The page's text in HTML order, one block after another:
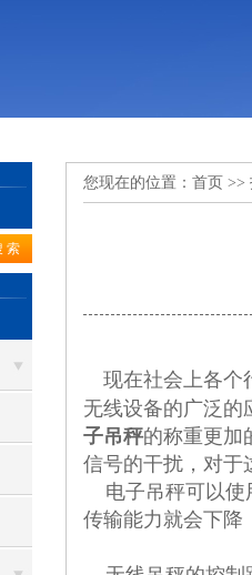
您现在的位置： 首页 >>
现在社会上各个
无线设备的广泛的
子吊秤的称重更加
信号的干扰，对于
电子吊秤可以使
传输能力就会下降